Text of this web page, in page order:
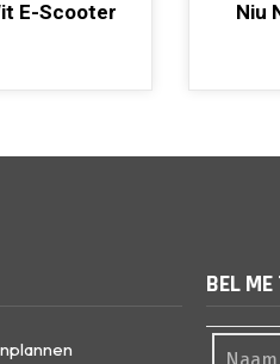
E-Scooter
Niu
BEL ME